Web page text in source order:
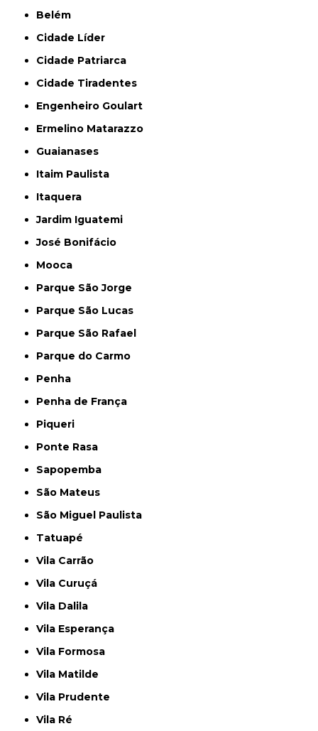
Belém
Cidade Líder
Cidade Patriarca
Cidade Tiradentes
Engenheiro Goulart
Ermelino Matarazzo
Guaianases
Itaim Paulista
Itaquera
Jardim Iguatemi
José Bonifácio
Mooca
Parque São Jorge
Parque São Lucas
Parque São Rafael
Parque do Carmo
Penha
Penha de França
Piqueri
Ponte Rasa
Sapopemba
São Mateus
São Miguel Paulista
Tatuapé
Vila Carrão
Vila Curuçá
Vila Dalila
Vila Esperança
Vila Formosa
Vila Matilde
Vila Prudente
Vila Ré